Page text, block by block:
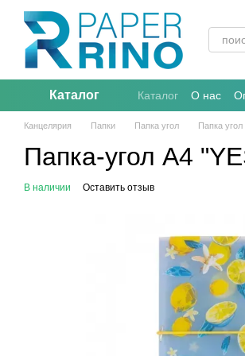
Перейти к основному контенту
Каталог Каталог О нас
Канцелярия Папки Папка угол Папка угол
Папка-угол A4
В наличии Оставить отзыв